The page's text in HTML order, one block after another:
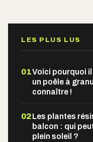
LES PLUS LUS
01Voici pourquoi
un poêle à
connaître !
02Les plantes
balcon : qui
plein soleil ?